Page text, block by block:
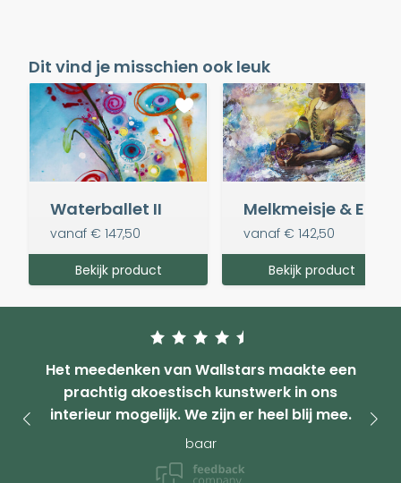
Dit vind je misschien ook leuk
Waterballet II
vanaf € 147,50
Bekijk product
vanaf € 142,50
Bekijk product
Het meedenken van Wallstars maakte een
prachtig akoestisch kunstwerk in ons
interieur mogelijk. We zijn er heel blij mee.
baar